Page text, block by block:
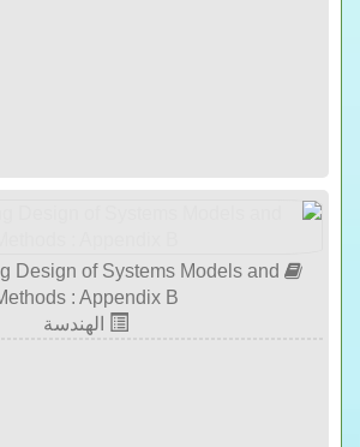
Design of Systems Models and
: Appendix B
الهندسة